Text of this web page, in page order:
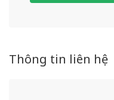
Thông tin liên hệ